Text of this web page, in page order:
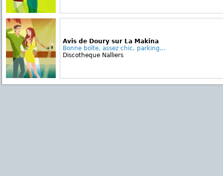
Avis de Doury sur La Makina
Bonne boîte, assez chic, parking...
Discotheque Nalliers